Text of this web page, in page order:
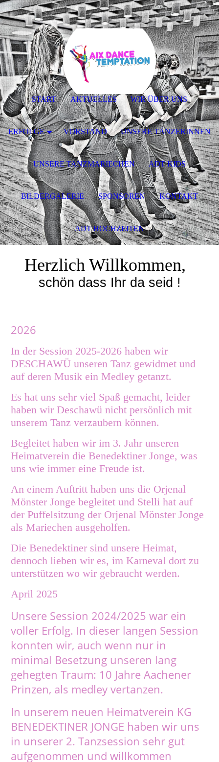
Herzlich Willkommen,
schön dass Ihr da seid !
2026
In der Session 2025-2026 haben wir
DESCHAWÜ unseren Tanz gewidmet und
auf deren Musik ein Medley getanzt.
Es hat uns sehr viel Spaß gemacht, leider
haben wir Deschawü nicht persönlich mit
unserem Tanz verzaubern können.
Begleitet haben wir im 3. Jahr unseren
Heimatverein die Benedektiner Jonge, was
uns wie immer eine Freude ist.
An einem Auftritt haben uns die Orjenal
Mönster Jonge begleitet und Stelli hat auf
der Puffelsitzung der Orjenal Mönster Jonge
als Mariechen ausgeholfen.
Die Benedektiner sind unsere Heimat,
dennoch lieben wir es, im Karneval dort zu
unterstützen wo wir gebraucht werden.
April 2025
Unsere Session 2024/2025 war ein
voller Erfolg. In dieser langen Session
konnten wir, auch wenn nur in
minimal Besetzung unseren lang
gehegten Traum: 10 Jahre Aachener
Prinzen, als medley vertanzen.
In unserem neuen Heimatverein KG
BENEDEKTINER JONGE haben wir uns
in unserer 2. Tanzsession sehr gut
aufgenommen und willkommen
START AKTUELLES WIR ÜBER UNS
ERFOLGE VORSTAND UNSERE TÄNZERINNEN
UNSERE TANZMARIECHEN ADT KIDS
BILDERGALERIE SPONSOREN KONTAKT
ADT HOCHZEITEN